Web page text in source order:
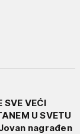
SVE VEĆI
U SVETU
nagrađen